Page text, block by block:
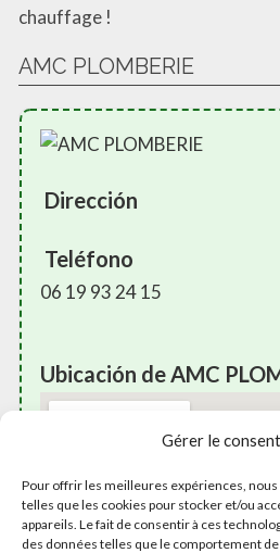
Gérer le
Pour offrir les meilleures expériences,
telles que les cookies pour stocker et/ou
appareils. Le fait de consentir à ces
des données telles que le comportement
chauffage !
AMC PLOMBERIE
Dirección
Teléfono
06 19 93 24 15
Ubicación de AMC